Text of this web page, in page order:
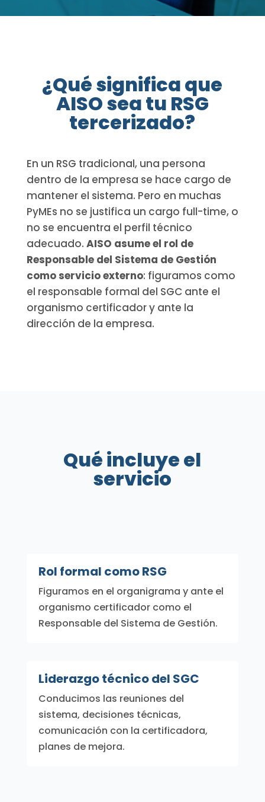
¿Qué significa que
AISO sea tu RSG
tercerizado?
En un RSG tradicional, una persona
dentro de la empresa se hace cargo de
mantener el sistema. Pero en muchas
PyMEs no se justifica un cargo full-time, o
no se encuentra el perfil técnico
adecuado. AISO asume el rol de
Responsable del Sistema de Gestión
como servicio externo: figuramos como
el responsable formal del SGC ante el
organismo certificador y ante la
dirección de la empresa.
Qué incluye el
servicio
Rol formal como RSG
Figuramos en el organigrama y ante el
organismo certificador como el
Responsable del Sistema de Gestión.
Liderazgo técnico del SGC
Conducimos las reuniones del
sistema, decisiones técnicas,
comunicación con la certificadora,
planes de mejora.